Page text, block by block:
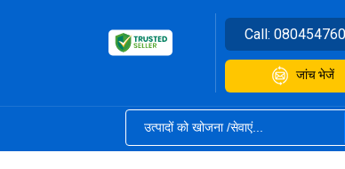
Call:
जांच भेजें